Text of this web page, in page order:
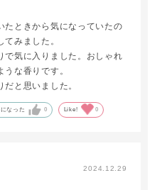
たときから気になっていたの
みました。
で気に入りました。おしゃれ
な香りです。
と思いました。
なった 0 Like! 0
2024.12.29